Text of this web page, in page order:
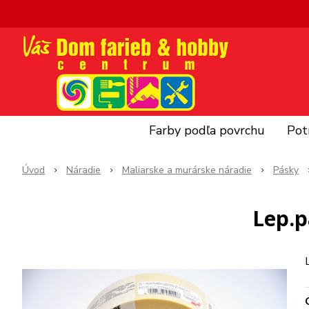
Farby podľa povrchu
Úvod Náradie Maliarske a murárske náradie Pásky